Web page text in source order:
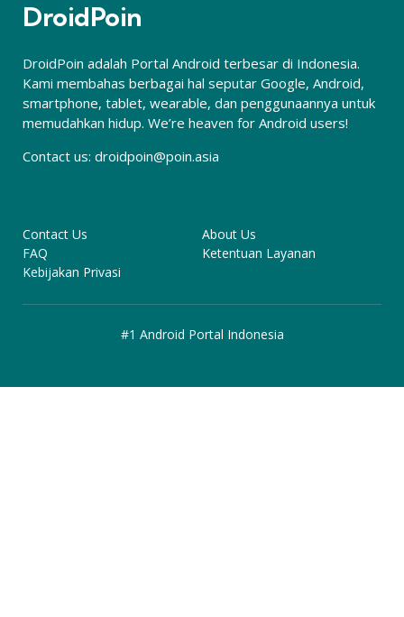
DroidPoin
DroidPoin adalah Portal Android terbesar di Indonesia.
Kami membahas berbagai hal seputar Google, Android,
smartphone, tablet, wearable, dan penggunaannya untuk
memudahkan hidup. We’re heaven for Android users!
Contact us: droidpoin@poin.asia
Contact Us
About Us
FAQ
Ketentuan Layanan
Kebijakan Privasi
#1 Android Portal Indonesia